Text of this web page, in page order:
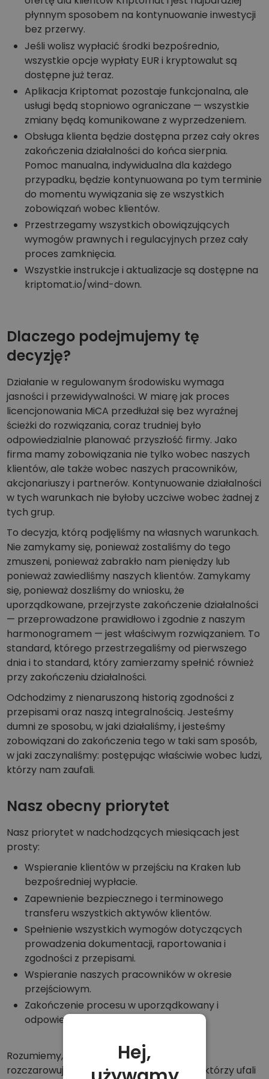
płynnym sposobem na kontynuowanie inwestycji
bez przerwy.
Jeśli wolisz wypłacić środki bezpośrednio,
wszystkie opcje wypłaty EUR i kryptowalut są
dostępne już teraz.
Aplikacja Kriptomat pozostaje funkcjonalna, ale
usługi będą stopniowo ograniczane — wszystkie
zmiany będą komunikowane z wyprzedzeniem.
Obsługa klienta będzie dostępna przez cały okres
zakończenia działalności do końca sierpnia.
Pomoc manualna, indywidualna dla każdego
przypadku, będzie kontynuowana po tym terminie
do momentu wywiązania się ze wszystkich
zobowiązań wobec klientów.
Przestrzegamy wszystkich obowiązujących
wymogów prawnych i regulacyjnych przez cały
proces zamknięcia.
Wszystkie instrukcje i aktualizacje są dostępne na
kriptomat.io/wind-down.
Dlaczego podejmujemy tę
decyzję?
Działanie w regulowanym środowisku wymaga
jasności i przewidywalności. W miarę jak proces
licencjonowania MiCA przedłużał się bez wyraźnej
ścieżki do rozwiązania, coraz trudniej było
odpowiedzialnie planować przyszłość firmy. Jako
firma mamy zobowiązania nie tylko wobec naszych
klientów, ale także wobec naszych pracowników,
akcjonariuszy i partnerów. Kontynuowanie działalności
w tych warunkach nie byłoby uczciwe wobec żadnej z
tych grup.
To decyzja, którą podjęliśmy na własnych warunkach.
Nie zamykamy się, ponieważ zostaliśmy do tego
zmuszeni, ponieważ zabrakło nam pieniędzy lub
ponieważ zawiedliśmy naszych klientów. Zamykamy
się, ponieważ doszliśmy do wniosku, że
uporządkowane, przejrzyste zakończenie działalności
— przeprowadzone prawidłowo i zgodnie z naszym
harmonogramem — jest właściwym rozwiązaniem. To
standard, którego przestrzegaliśmy od pierwszego
dnia i to standard, który zamierzamy spełnić również
przy zakończeniu działalności.
Odchodzimy z nienaruszoną historią zgodności z
przepisami oraz naszą integralnością. Jesteśmy
dumni ze sposobu, w jaki działaliśmy, i jesteśmy
zobowiązani do zakończenia tego w taki sam sposób,
w jaki zaczynaliśmy: postępując właściwie wobec ludzi,
którzy nam zaufali.
Nasz obecny priorytet
Nasz priorytet w nadchodzących miesiącach jest
prosty:
Wspieranie klientów w przejściu na Kraken lub
bezpośredniej wypłacie.
Zapewnienie bezpiecznego i terminowego
transferu wszystkich aktywów klientów.
Spełnienie wszystkich wymogów dotyczących
prowadzenia dokumentacji, raportowania i
zgodności z przepisami.
Wspieranie naszych pracowników w okresie
przejściowym.
Zakończenie procesu w uporządkowany i
odpowiedzialny sposób.
Rozumiemy, że ta wiadomość może być
rozczarowująca, szczególnie dla klientów, którzy ufali
Hej,